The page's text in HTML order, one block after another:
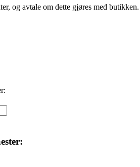
og avtale om dette gjøres med butikken.